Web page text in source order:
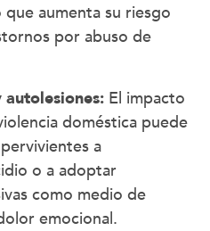
aumenta su riesgo
por abuso de
autolesiones: El impacto
doméstica puede
a
o a adoptar
como medio de
emocional.